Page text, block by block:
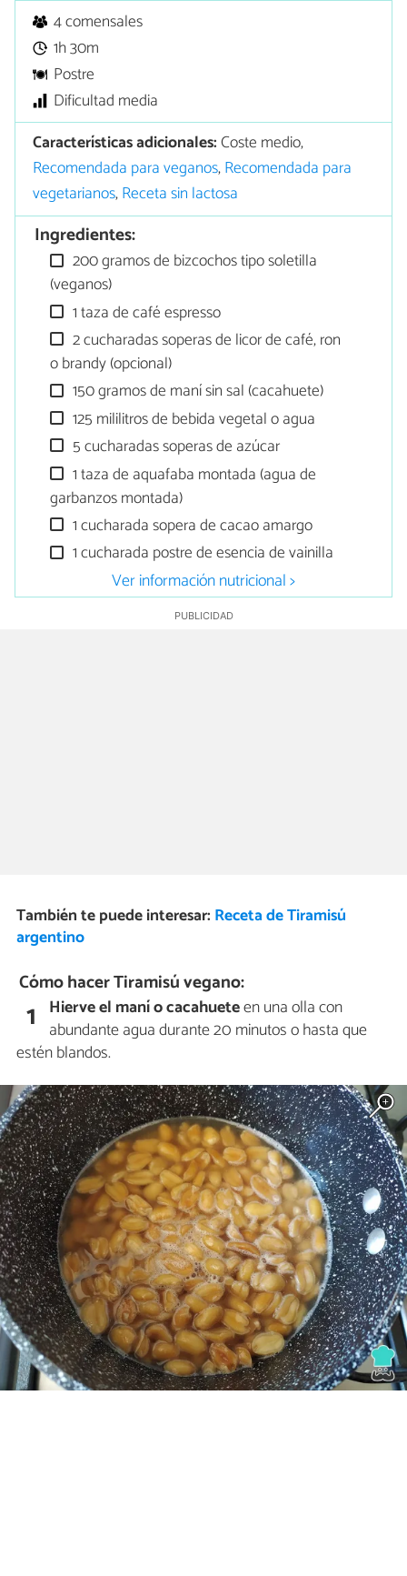
4 comensales
1h 30m
Postre
Dificultad media
Características adicionales:Coste medio,
Recomendada para veganos,Recomendada para
vegetarianos,Receta sin lactosa
Ingredientes:
200 gramos de bizcochos tipo soletilla
(veganos)
1 taza de café espresso
2 cucharadas soperas de licor de café, ron
o brandy (opcional)
150 gramos de maní sin sal (cacahuete)
125 mililitros de bebida vegetal o agua
5 cucharadas soperas de azúcar
1 taza de aquafaba montada (agua de
garbanzos montada)
1 cucharada sopera de cacao amargo
1 cucharada postre de esencia de vainilla
Ver información nutricional >
También te puede interesar: Receta de Tiramisú
argentino
Cómo hacer Tiramisú vegano:
1 Hierve el maní o cacahueteen una olla con
abundante agua durante 20 minutos o hasta que
estén blandos.